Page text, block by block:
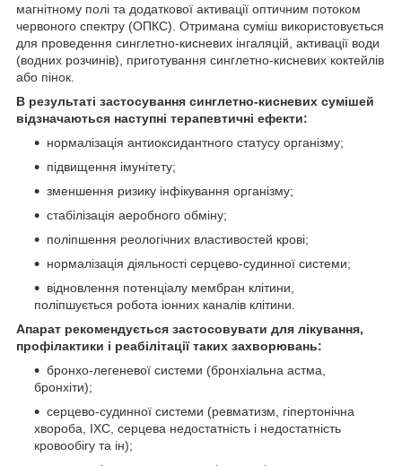
магнітному полі та додаткової активації оптичним потоком
червоного спектру (ОПКС). Отримана суміш використовується
для проведення синглетно-кисневих інгаляцій, активації води
(водних розчинів), приготування синглетно-кисневих коктейлів
або пінок.
В результаті застосування синглетно-кисневих сумішей
відзначаються наступні терапевтичні ефекти:
нормалізація антиоксидантного статусу організму;
підвищення імунітету;
зменшення ризику інфікування організму;
стабілізація аеробного обміну;
поліпшення реологічних властивостей крові;
нормалізація діяльності серцево-судинної системи;
відновлення потенціалу мембран клітини,
поліпшується робота іонних каналів клітини.
Апарат рекомендується застосовувати для лікування,
профілактики і реабілітації таких захворювань:
бронхо-легеневої системи (бронхіальна астма,
бронхіти);
серцево-судинної системи (ревматизм, гіпертонічна
хвороба, ІХС, серцева недостатність і недостатність
кровообігу та ін);